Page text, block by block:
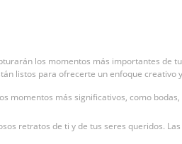
los momentos más importantes de
listos para ofrecerte un enfoque creativo
momentos más significativos, como
retratos de ti y de tus seres queridos.